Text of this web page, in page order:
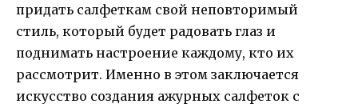
придать салфеткам свой неповторимый
стиль, который будет радовать глаз и
поднимать настроение каждому, кто их
рассмотрит. Именно в этом заключается
искусство создания ажурных салфеток с